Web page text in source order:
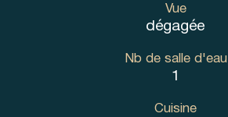
Vue
dégagée
Nb de salle d'eau
1
Cuisine